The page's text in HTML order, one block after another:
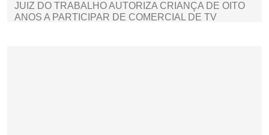
JUIZ DO TRABALHO AUTORIZA CRIANÇA DE OITO
ANOS A PARTICIPAR DE COMERCIAL DE TV